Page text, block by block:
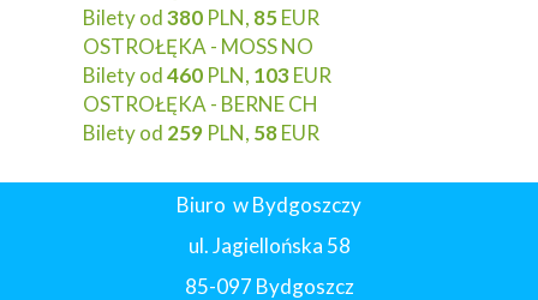
Bilety od380 PLN, 85EUR
OSTROŁĘKA - MOSS NO
Bilety od460 PLN, 103EUR
OSTROŁĘKA - BERNE CH
Bilety od 259 PLN, 58EUR
Biuro w Bydgoszczy
ul. Jagiellońska 58
85-097 Bydgoszcz